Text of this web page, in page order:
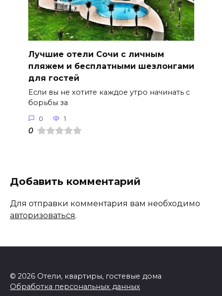
Лучшие отели Сочи с личным
пляжем и бесплатными шезлонгами
для гостей
Если вы не хотите каждое утро начинать с
борьбы за
0 1
0
Добавить комментарий
Для отправки комментария вам необходимо
авторизоваться.
© 2026 Отели, квартиры, гостевые дома
Обработка персональных данных